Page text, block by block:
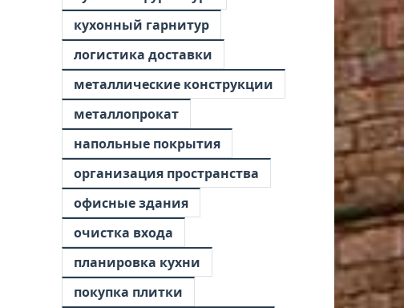
кухонный гарнитур
логистика доставки
металлические конструкции
металлопрокат
напольные покрытия
организация пространства
офисные здания
очистка входа
планировка кухни
покупка плитки